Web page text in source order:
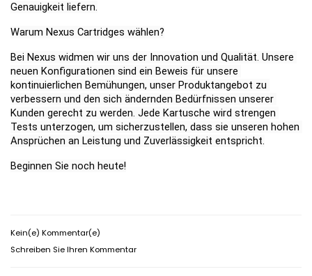
Genauigkeit liefern.
Warum Nexus Cartridges wählen?
Bei Nexus widmen wir uns der Innovation und Qualität. Unsere
neuen Konfigurationen sind ein Beweis für unsere
kontinuierlichen Bemühungen, unser Produktangebot zu
verbessern und den sich ändernden Bedürfnissen unserer
Kunden gerecht zu werden. Jede Kartusche wird strengen
Tests unterzogen, um sicherzustellen, dass sie unseren hohen
Ansprüchen an Leistung und Zuverlässigkeit entspricht.
Beginnen Sie noch heute!
Kein(e) Kommentar(e)
Schreiben Sie Ihren Kommentar